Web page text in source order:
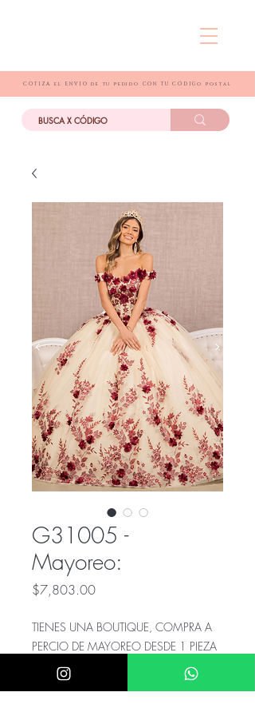
COTIZA el ENVIO de tu pedido CON TU CÓDIGo postal
G31005 -
Mayoreo:
$7,803.00Precio
TIENES UNA BOUTIQUE, COMPRA A
PERCIO DE MAYOREO DESDE 1 PIEZA